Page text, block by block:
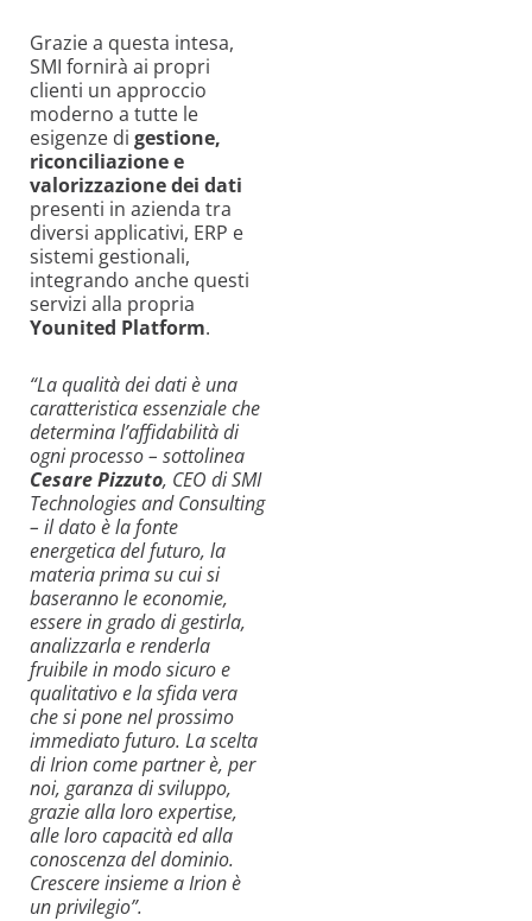
Grazie a questa intesa,
SMI fornirà ai propri
clienti un approccio
moderno a tutte le
esigenze di gestione,
riconciliazione e
valorizzazione dei dati
presenti in azienda tra
diversi applicativi, ERP e
sistemi gestionali,
integrando anche questi
servizi alla propria
Younited Platform.
“La qualità dei dati è una
caratteristica essenziale che
determina l’affidabilità di
ogni processo – sottolinea
Cesare Pizzuto, CEO di SMI
Technologies and Consulting
– il dato è la fonte
energetica del futuro, la
materia prima su cui si
baseranno le economie,
essere in grado di gestirla,
analizzarla e renderla
fruibile in modo sicuro e
qualitativo e la sfida vera
che si pone nel prossimo
immediato futuro. La scelta
di Irion come partner è, per
noi, garanza di sviluppo,
grazie alla loro expertise,
alle loro capacità ed alla
conoscenza del dominio.
Crescere insieme a Irion è
un privilegio”.